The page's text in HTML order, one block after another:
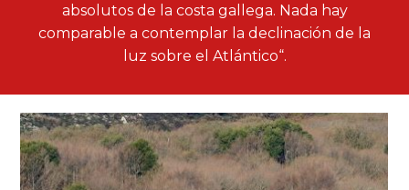
absolutos de la costa gallega. Nada hay
comparable a contemplar la declinación de la
luz sobre el Atlántico“.